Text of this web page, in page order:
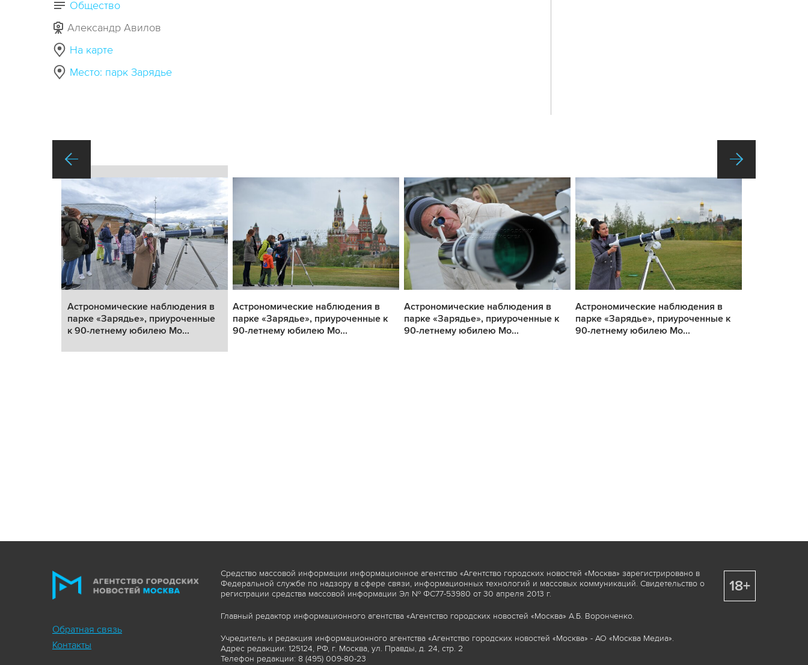
Общество
Александр Авилов
На карте
Место: парк Зарядье
Астрономические наблюдения в
парке «Зарядье», приуроченные
к 90-летнему юбилею Мо...
Астрономические наблюдения в
парке «Зарядье», приуроченные к
90-летнему юбилею Мо...
Астрономические наблюдения в
парке «Зарядье», приуроченные к
90-летнему юбилею Мо...
Астрономические наблюдения в
парке «Зарядье», приуроченные к
90-летнему юбилею Мо...
Обратная связь
Контакты
Средство массовой информации информационное агентство «Агентство городских новостей «Москва» зарегистрировано в
Федеральной службе по надзору в сфере связи, информационных технологий и массовых коммуникаций. Свидетельство о
регистрации средства массовой информации Эл № ФС77-53980 от 30 апреля 2013 г.
Главный редактор информационного агентства «Агентство городских новостей «Москва» А.Б. Воронченко.
Учредитель и редакция информационного агентства «Агентство городских новостей «Москва» - АО «Москва Медиа».
Адрес редакции: 125124, РФ, г. Москва, ул. Правды, д. 24, стр. 2
Телефон редакции: 8 (495) 009-80-23
18+